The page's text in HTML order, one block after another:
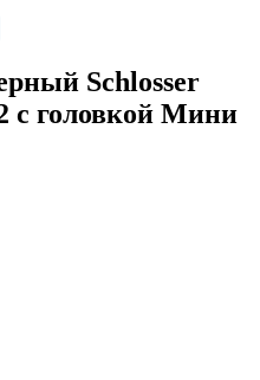
Schlosser
с головкой Мини